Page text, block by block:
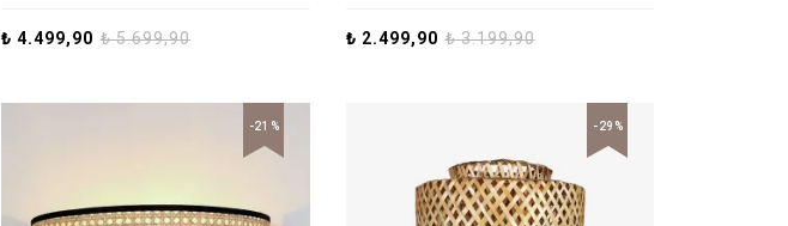
₺5.699,90
₺ 4.499,90 ₺3.199,90
₺ 2.499,90
-21% -29%